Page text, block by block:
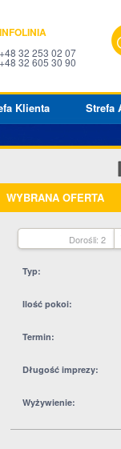
INFOLINIA
+48 32 253 02 07
+48 32 605 30 90
Klienta Strefa
WYBRANA OFERTA
Dorośli: 2
Typ
Ilość pokoi
Termin
Długość imprezy
Wyżywienie